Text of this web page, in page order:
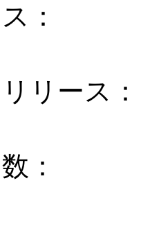
：
リース：
：